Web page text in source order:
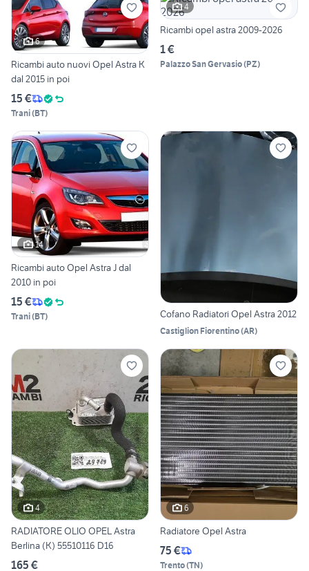
6
Ricambi auto nuovi Opel Astra K
dal 2015 in poi
15 €
Trani(BT)
4
Ricambi opel astra 2009-2026
1 €
Palazzo San Gervasio(PZ)
14
Ricambi auto Opel Astra J dal
2010 in poi
15 €
Trani(BT) Cofano Radiatori Opel Astra 2012
Castiglion Fiorentino(AR)
4
RADIATORE OLIO OPEL Astra
Berlina (K) 55510116 D16
165 €
6
Radiatore Opel Astra
75 €
Trento(TN)